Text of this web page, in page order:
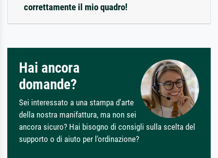
correttamente il mio quadro!
Hai ancora
domande?
Sei interessato a una stampa d'arte
della nostra manifattura, ma non sei
ancora sicuro? Hai bisogno di consigli sulla scelta del
supporto o di aiuto per l'ordinazione?